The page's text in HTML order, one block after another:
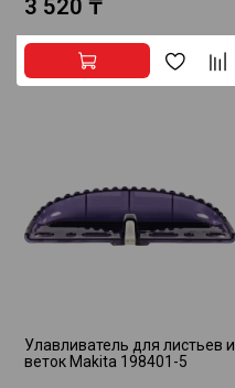
3 520 ₸
Улавливатель для листьев и
веток Makita 198401-5